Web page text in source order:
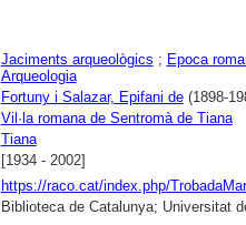
Jaciments arqueològics ; Epoca
Arqueologia
Fortuny i Salazar, Epifani de(1898-
Vil·la romana de Sentromà de Tiana
Tiana
[1934 - 2002]
https://raco.cat/index.php/
Biblioteca de Catalunya; Universitat